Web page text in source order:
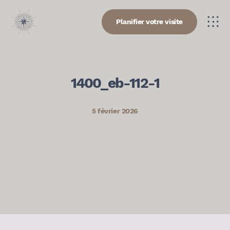
Planifier votre visite
1400_eb-112-1
5 février 2026